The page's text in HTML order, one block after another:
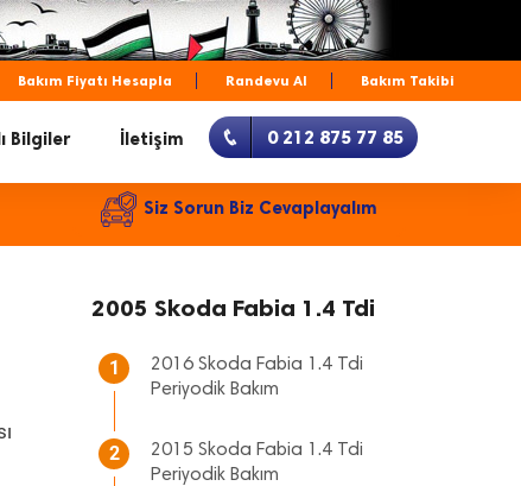
Bakım Fiyatı Hesapla Randevu Al Bakım Takibi
Bilgiler İletişim 0 212 875 77 85
Siz Sorun Biz Cevaplayalım
2005 Skoda Fabia 1.4 Tdi
1
2016 Skoda Fabia 1.4 Tdi
Periyodik Bakım
2
2015 Skoda Fabia 1.4 Tdi
Periyodik Bakım